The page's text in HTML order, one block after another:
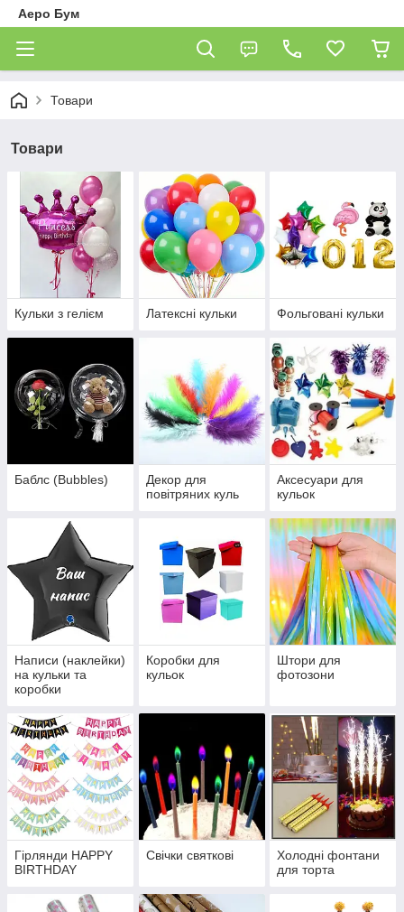
Аеро Бум
Товари
Товари
Кульки з гелієм Латексні кульки Фольговані кульки
Баблс (Bubbles)
Декор для
повітряних куль
Аксесуари для
кульок
Написи (наклейки)
на кульки та
коробки
Коробки для
кульок
Штори для
фотозони
Гірлянди HAPPY
BIRTHDAY
Свічки святкові
Холодні фонтани
для торта